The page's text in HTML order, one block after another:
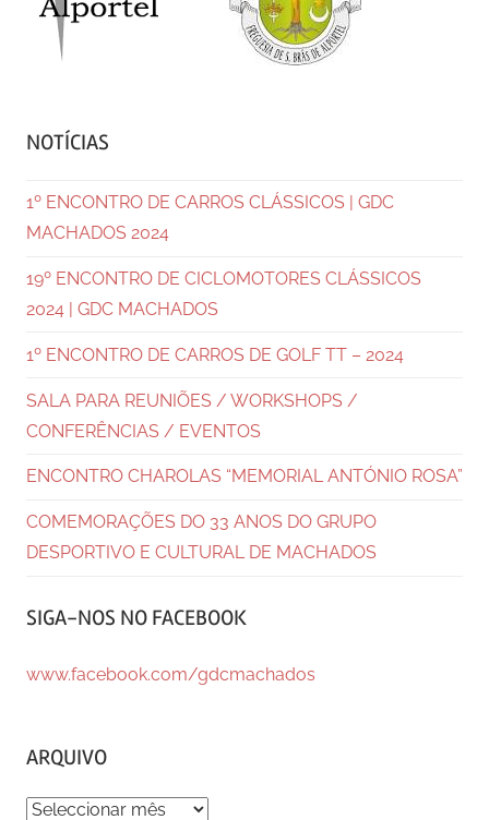
NOTÍCIAS
1º ENCONTRO DE CARROS CLÁSSICOS | GDC
MACHADOS 2024
19º ENCONTRO DE CICLOMOTORES CLÁSSICOS
2024 | GDC MACHADOS
1º ENCONTRO DE CARROS DE GOLF TT – 2024
SALA PARA REUNIÕES / WORKSHOPS /
CONFERÊNCIAS / EVENTOS
ENCONTRO CHAROLAS “MEMORIAL ANTÓNIO ROSA”
COMEMORAÇÕES DO 33 ANOS DO GRUPO
DESPORTIVO E CULTURAL DE MACHADOS
SIGA-NOS NO FACEBOOK
www.facebook.com/gdcmachados
ARQUIVO
ARQUIVO